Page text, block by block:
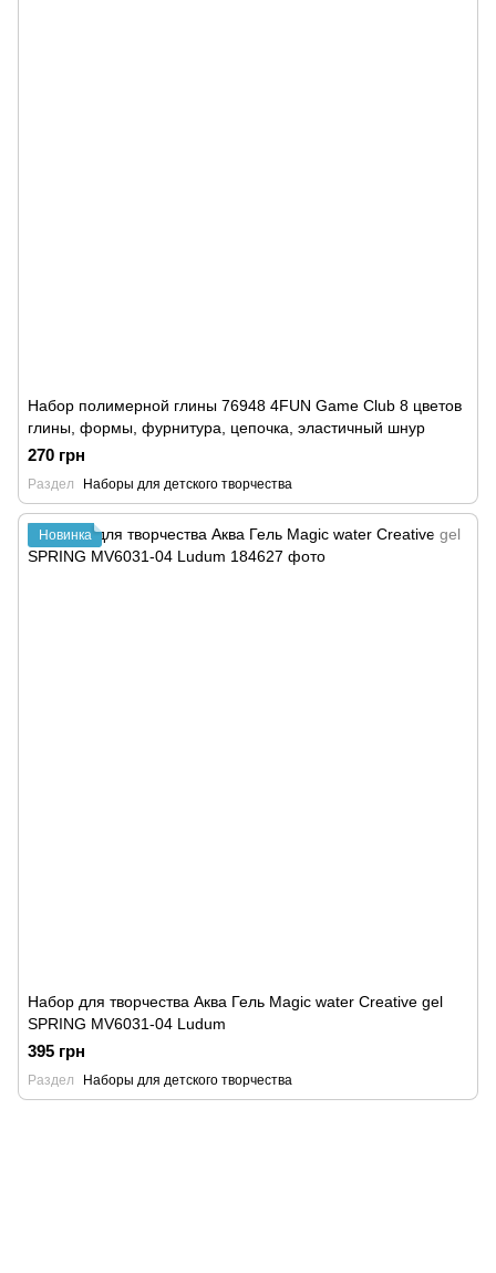
Набор полимерной глины 76948 4FUN Game Club 8 цветов
глины, формы, фурнитура, цепочка, эластичный шнур
270 грн
Раздел Наборы для детского творчества
Новинка
Набор для творчества Аква Гель Magic water Creative gel
SPRING MV6031-04 Ludum
395 грн
Раздел Наборы для детского творчества